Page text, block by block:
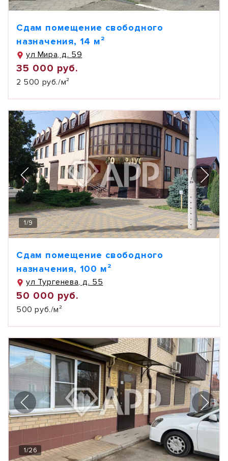
Сдам помещение свободного
назначения, 14 м²
ул Мира, д. 59
35 000 руб.
2 500 руб./м²
1/9
Сдам помещение свободного
назначения, 100 м²
ул Тургенева, д. 55
50 000 руб.
500 руб./м²
1/26